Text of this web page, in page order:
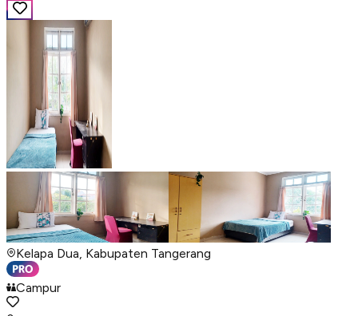
Kelapa Dua, Kabupaten Tangerang
Campur